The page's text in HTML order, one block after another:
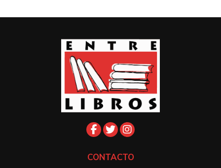
CONTACTO